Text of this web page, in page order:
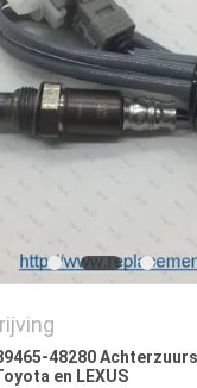
48280
en LEXUS